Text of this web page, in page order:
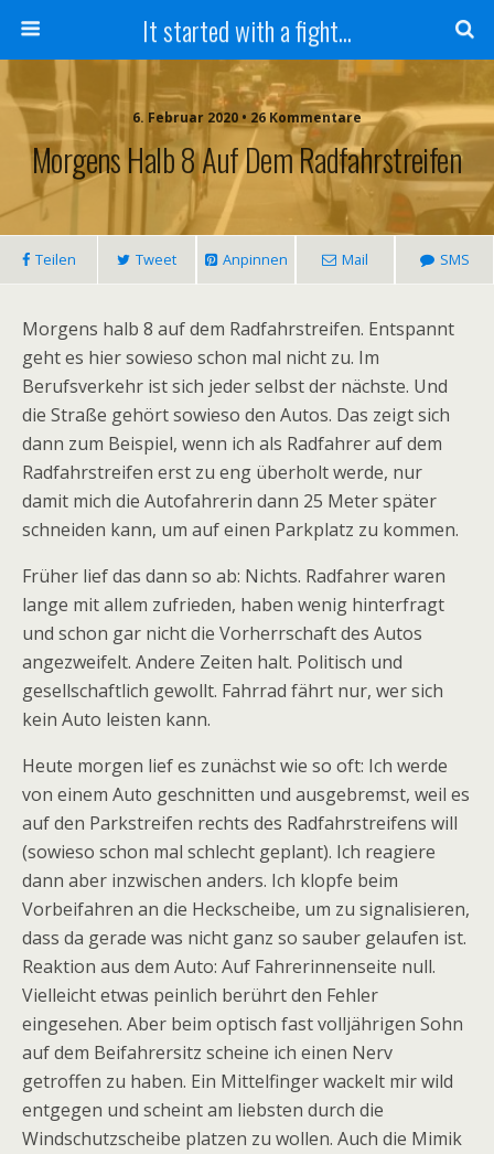
It started with a fight...
6. Februar 2020 • 26 Kommentare
Morgens Halb 8 Auf Dem Radfahrstreifen
Teilen Tweet Anpinnen Mail SMS
Morgens halb 8 auf dem Radfahrstreifen. Entspannt
geht es hier sowieso schon mal nicht zu. Im
Berufsverkehr ist sich jeder selbst der nächste. Und
die Straße gehört sowieso den Autos. Das zeigt sich
dann zum Beispiel, wenn ich als Radfahrer auf dem
Radfahrstreifen erst zu eng überholt werde, nur
damit mich die Autofahrerin dann 25 Meter später
schneiden kann, um auf einen Parkplatz zu kommen.
Früher lief das dann so ab: Nichts. Radfahrer waren
lange mit allem zufrieden, haben wenig hinterfragt
und schon gar nicht die Vorherrschaft des Autos
angezweifelt. Andere Zeiten halt. Politisch und
gesellschaftlich gewollt. Fahrrad fährt nur, wer sich
kein Auto leisten kann.
Heute morgen lief es zunächst wie so oft: Ich werde
von einem Auto geschnitten und ausgebremst, weil es
auf den Parkstreifen rechts des Radfahrstreifens will
(sowieso schon mal schlecht geplant). Ich reagiere
dann aber inzwischen anders. Ich klopfe beim
Vorbeifahren an die Heckscheibe, um zu signalisieren,
dass da gerade was nicht ganz so sauber gelaufen ist.
Reaktion aus dem Auto: Auf Fahrerinnenseite null.
Vielleicht etwas peinlich berührt den Fehler
eingesehen. Aber beim optisch fast volljährigen Sohn
auf dem Beifahrersitz scheine ich einen Nerv
getroffen zu haben. Ein Mittelfinger wackelt mir wild
entgegen und scheint am liebsten durch die
Windschutzscheibe platzen zu wollen. Auch die Mimik